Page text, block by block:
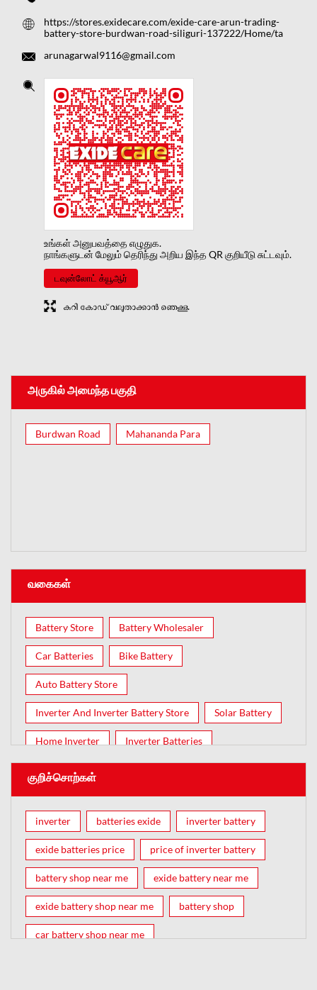
https://stores.exidecare.com/exide-care-arun-trading-
battery-store-burdwan-road-siliguri-137222/Home/ta
arunagarwal9116@gmail.com
உங்கள் அனுபவத்தை எழுதுக.
நாங்களுடன் மேலும் தெரிந்து அறிய இந்த QR குறியீடு சுட்டவும்.
டவுன்லோட் க்யூஆர்
കുറി കോഡ് വലുതാക്കാൻ ഞെക്കൂ.
அருகில் அமைந்த பகுதி
Burdwan Road Mahananda Para
வகைகள்
Battery Store Battery Wholesaler
Car Batteries Bike Battery
Auto Battery Store
Inverter And Inverter Battery Store Solar Battery
Home Inverter Inverter Batteries
குறிச்சொற்கள்
inverter batteries exide inverter battery
exide batteries price price of inverter battery
battery shop near me exide battery near me
exide battery shop near me battery shop
car battery shop near me